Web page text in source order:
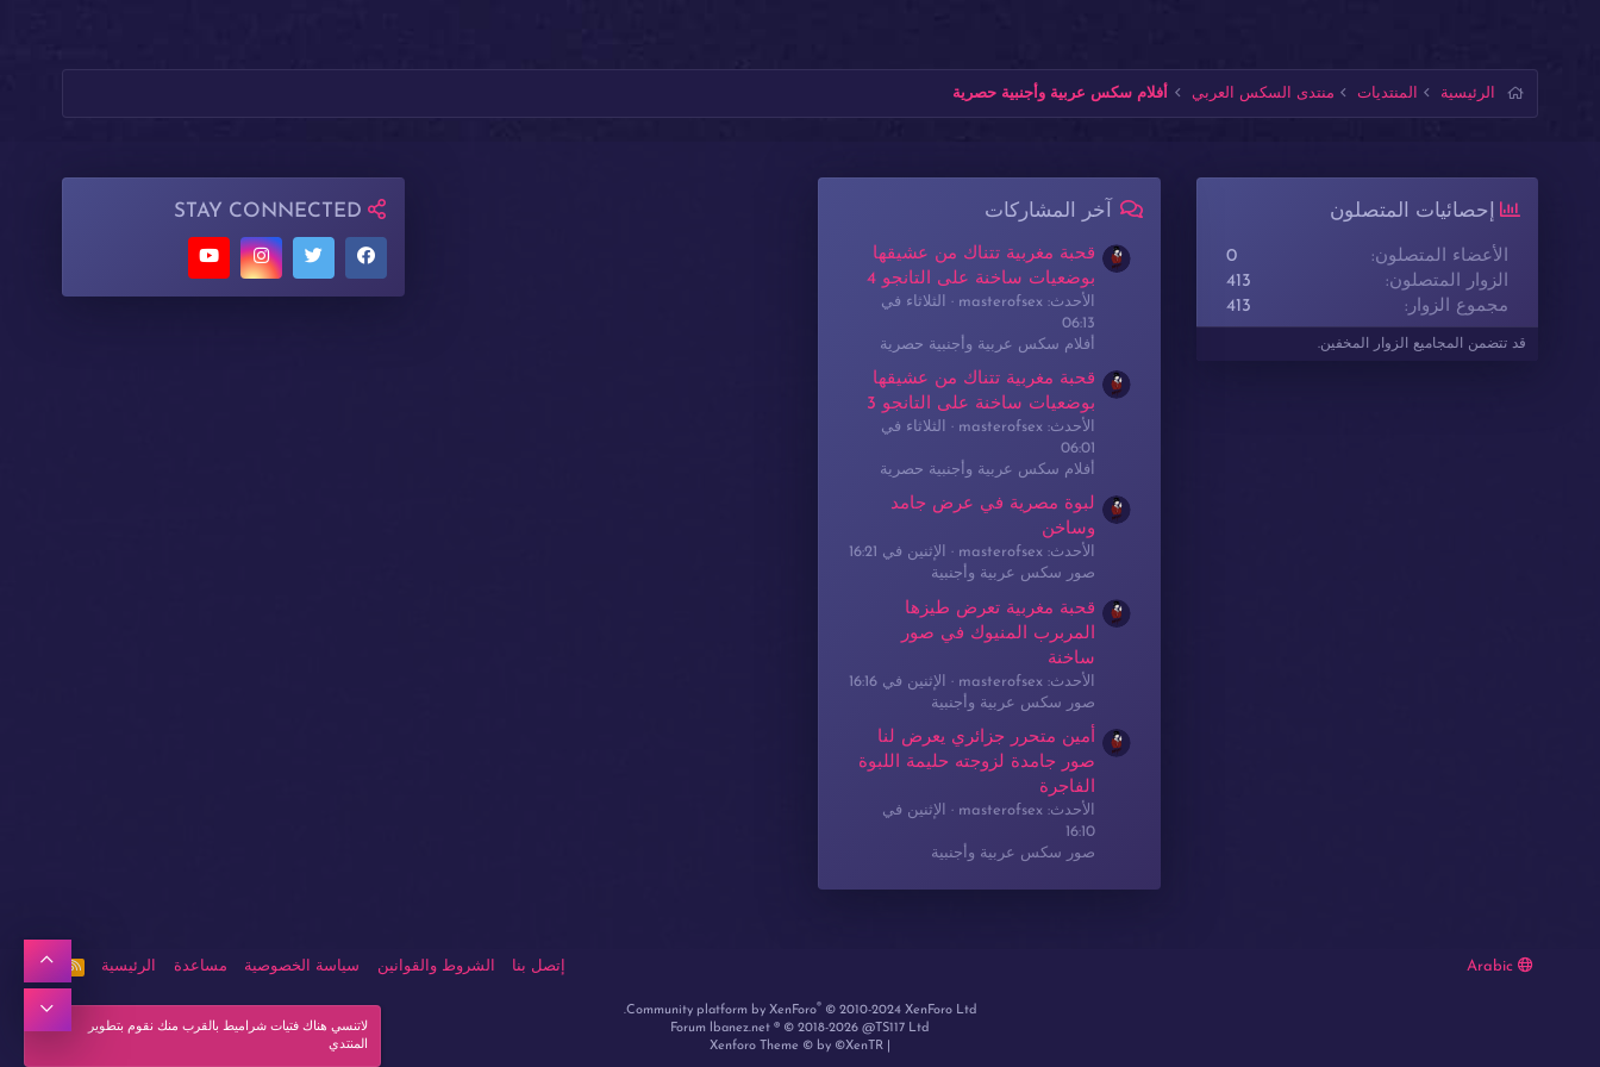
الرئيسية المنتديات منتدى السكس العربي أفلام سكس عربية وأجنبية حصرية
إحصائيات المتصلون
الأعضاء المتصلون
0
الزوار المتصلون
413
مجموع الزوار
413
قد تتضمن المجاميع الزوار المخفين.
آخر المشاركات
قحبة مغربية تتناك من عشيقها
بوضعيات ساخنة على التانجو 4
الأحدث: masterofsex
الثلاثاء في
06:13
أفلام سكس عربية وأجنبية حصرية
قحبة مغربية تتناك من عشيقها
بوضعيات ساخنة على التانجو 3
الأحدث: masterofsex
الثلاثاء في
06:01
أفلام سكس عربية وأجنبية حصرية
لبوة مصرية في عرض جامد
وساخن
الأحدث: masterofsex
الإثنين في 16:21
صور سكس عربية وأجنبية
قحبة مغربية تعرض طيزها
المربرب المنيوك في صور
ساخنة
الأحدث: masterofsex
الإثنين في 16:16
صور سكس عربية وأجنبية
أمين متحرر جزائري يعرض لنا
صور جامدة لزوجته حليمة اللبوة
الفاجرة
الأحدث: masterofsex
الإثنين في
16:10
صور سكس عربية وأجنبية
STAY CONNECTED
إتصل بنا الشروط والقوانين سياسة الخصوصية مساعدة الرئيسية
S
Community platform by XenForo® © 2010-2024 XenForo Ltd.
Forum lbanez.net ® © 2018-2026 @TS117 Ltd
Xenforo Theme © by ©XenTR
لاتنسي هناك فتيات شراميط بالقرب منك نقوم بتطوير
المنتدي
أعلى
أسفل